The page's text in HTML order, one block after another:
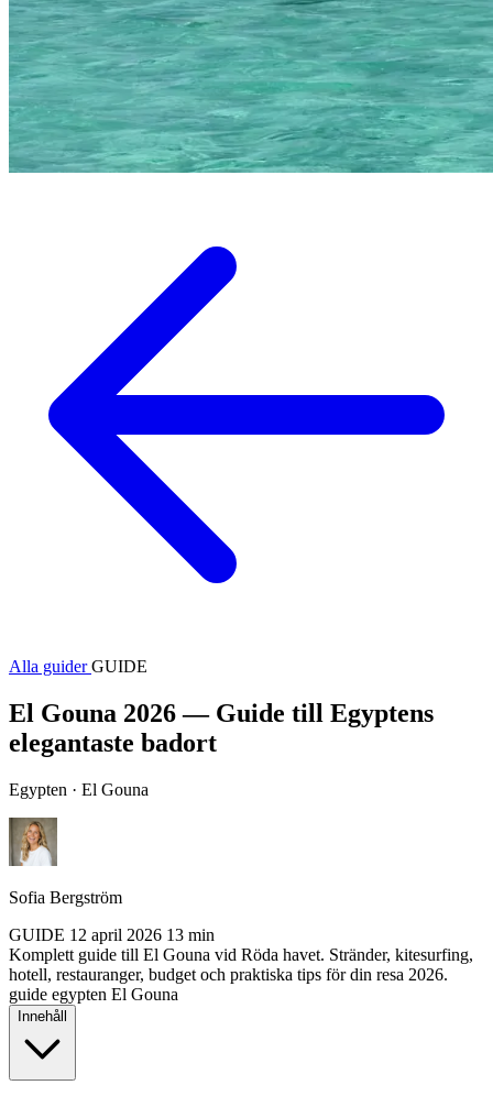
Alla guiderGUIDE
El Gouna 2026 — Guide till Egyptens
elegantaste badort
Egypten · El Gouna
Sofia Bergström
GUIDE 12 april 2026 13 min
Komplett guide till El Gouna vid Röda havet. Stränder, kitesurfing,
hotell, restauranger, budget och praktiska tips för din resa 2026.
guide egypten El Gouna
Innehåll